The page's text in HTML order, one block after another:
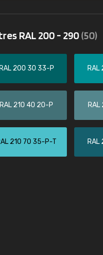
RAL 200 - 290(50)
RAL 200 30 33-P
RAL 210 40 20-P
210 70 35-P-T